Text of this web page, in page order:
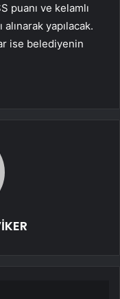
puanı ve kelamlı
yapılacak.
ise belediyenin